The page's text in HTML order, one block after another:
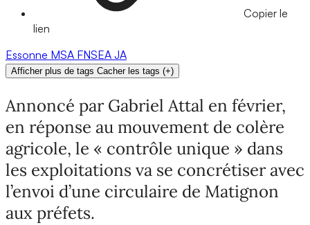
Copier le
lien
Essonne MSA FNSEA JA
Afficher plus de tags Cacher les tags (+)
Annoncé par Gabriel Attal en février,
en réponse au mouvement de colère
agricole, le « contrôle unique » dans
les exploitations va se concrétiser avec
l’envoi d’une circulaire de Matignon
aux préfets.